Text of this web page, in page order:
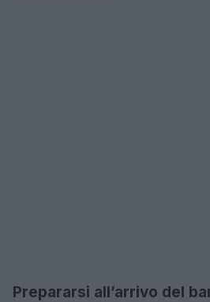
Prepararsi all’arrivo del